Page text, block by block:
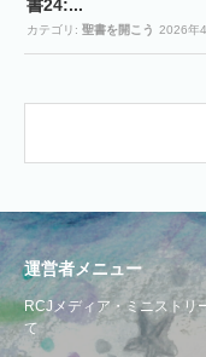
書24:...
カテゴリ: 聖書を開こう 2026年
運営者メニュー
RCJメディア・ミニストリ
て